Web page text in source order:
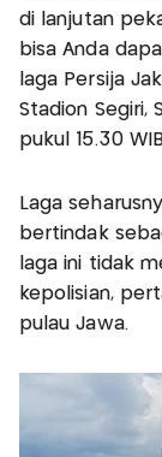
di lanjutan
bisa Anda
laga Persija
Stadion Segiri,
pukul 15.30
Laga
bertindak
laga ini tidak
kepolisian,
pulau Jawa.